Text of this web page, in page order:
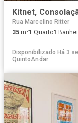
Kitnet,
Rua Marcelino Ritter
35 m²1 Quarto1
Disponibilizado Há 3
QuintoAndar